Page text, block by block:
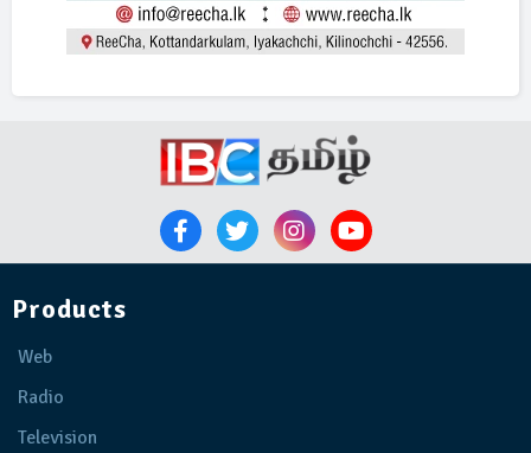
Products
Web
Radio
Television